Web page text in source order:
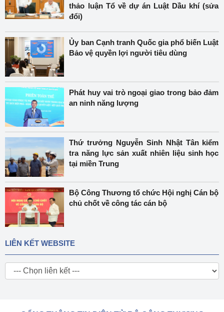
thảo luận Tổ về dự án Luật Dầu khí (sửa
đổi)
Ủy ban Cạnh tranh Quốc gia phổ biến Luật
Bảo vệ quyền lợi người tiêu dùng
Phát huy vai trò ngoại giao trong bảo đảm
an ninh năng lượng
Thứ trưởng Nguyễn Sinh Nhật Tân kiểm
tra năng lực sản xuất nhiên liệu sinh học
tại miền Trung
Bộ Công Thương tổ chức Hội nghị Cán bộ
chủ chốt về công tác cán bộ
LIÊN KẾT WEBSITE